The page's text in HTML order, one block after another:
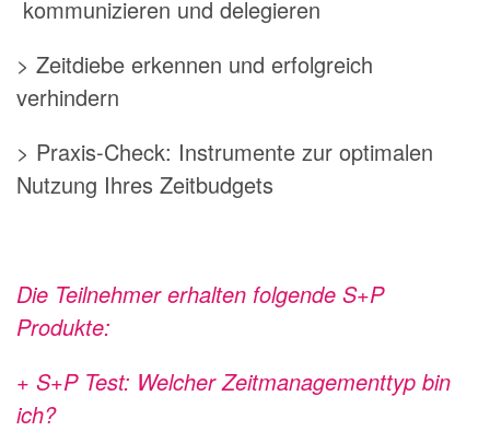
kommunizieren und delegieren
> Zeitdiebe erkennen und erfolgreich
verhindern
> Praxis-Check: Instrumente zur optimalen
Nutzung Ihres Zeitbudgets
Die Teilnehmer erhalten folgende S+P
Produkte:
+ S+P Test: Welcher Zeitmanagementtyp bin
ich?